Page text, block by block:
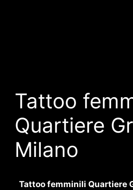
Tattoo
Quartiere
Milano
Tattoo femminili Quartiere